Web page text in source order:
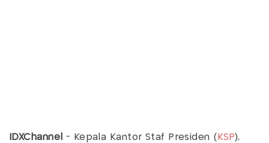
IDXChannel - Kepala Kantor Staf Presiden ( KSP),